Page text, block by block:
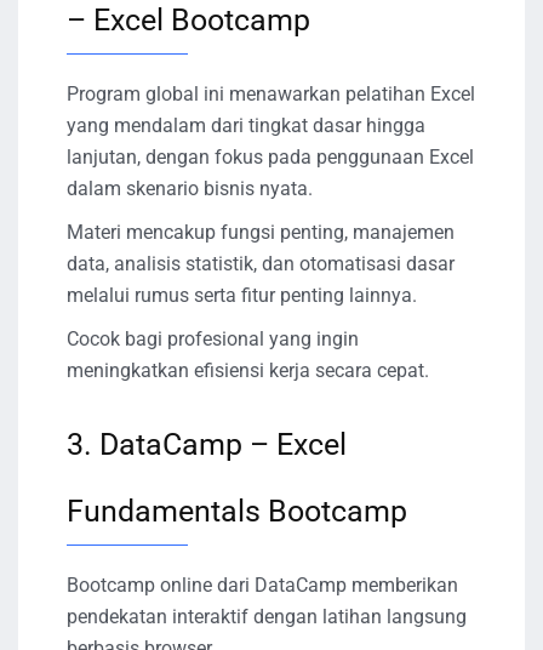
– Excel Bootcamp
Program global ini menawarkan pelatihan Excel
yang mendalam dari tingkat dasar hingga
lanjutan, dengan fokus pada penggunaan Excel
dalam skenario bisnis nyata.
Materi mencakup fungsi penting, manajemen
data, analisis statistik, dan otomatisasi dasar
melalui rumus serta fitur penting lainnya.
Cocok bagi profesional yang ingin
meningkatkan efisiensi kerja secara cepat.
3. DataCamp – Excel
Fundamentals Bootcamp
Bootcamp online dari DataCamp memberikan
pendekatan interaktif dengan latihan langsung